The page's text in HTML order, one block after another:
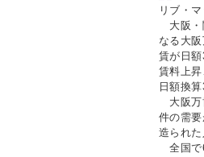
リブ・
大阪・
なる大
賃が日
賃料上
日額換
大阪万
件の需
造られた
全国で